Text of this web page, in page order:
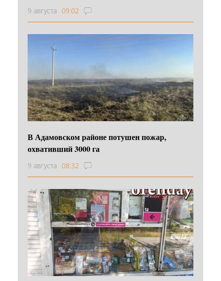
9 августа 09:02
В Адамовском районе потушен пожар,
охвативший 3000 га
9 августа 08:32